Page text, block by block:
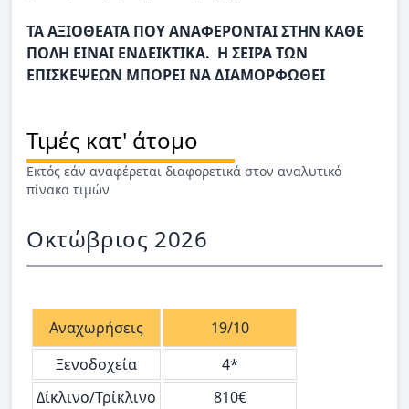
ΤΑ ΑΞΙΟΘΕΑΤΑ ΠΟΥ ΑΝΑΦΕΡΟΝΤΑΙ ΣΤΗΝ ΚΑΘΕ
ΠΟΛΗ ΕΙΝΑΙ ΕΝΔΕΙΚΤΙΚΑ. Η ΣΕΙΡΑ ΤΩΝ
ΕΠΙΣΚΕΨΕΩΝ ΜΠΟΡΕΙ ΝΑ ΔΙΑΜΟΡΦΩΘΕΙ
Τιμές κατ' άτομο
Εκτός εάν αναφέρεται διαφορετικά στον αναλυτικό
πίνακα τιμών
Οκτώβριος 2026
Αναχωρήσεις
19/10
Ξενοδοχεία
4*
Δίκλινο/Τρίκλινο
810€